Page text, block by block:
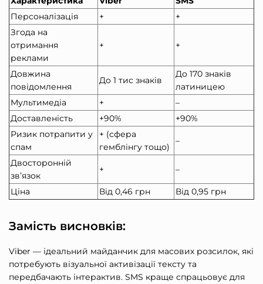
Персоналізація
+
+
Згода на
отримання
реклами
+ +
Довжина
повідомлення
До 1 тис знаків
До 170 знаків
латиницею
Мультимедіа
+
–
Доставленість
+90%
+90%
Ризик потрапити у
спам
+ (сфера
гемблінгу тощо)
–
Двосторонній
зв’язок
+ –
Ціна Від 0,46 грн Від 0,95 грн
Замість висновків:
Viber — ідеальний майданчик для масових розсилок, які
потребують візуальної активізації тексту та
передбачають інтерактив. SMS краще спрацьовує для